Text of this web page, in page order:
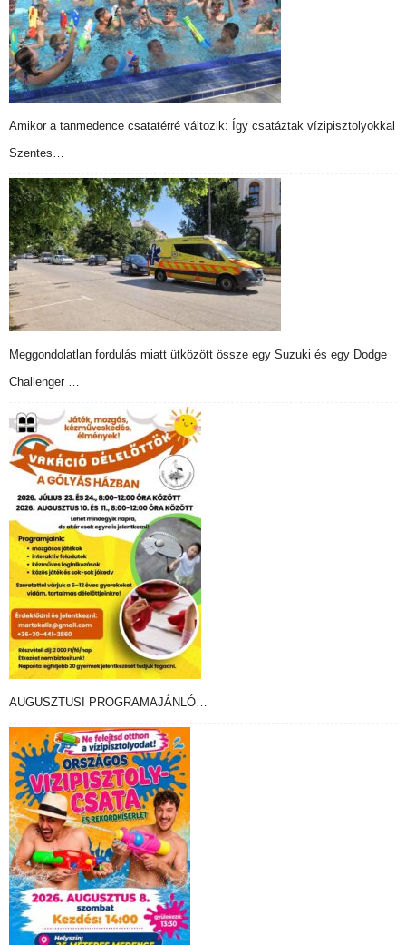
Amikor a tanmedence csatatérré változik: Így csatáztak vízipisztolyokkal
Szentes…
Meggondolatlan fordulás miatt ütközött össze egy Suzuki és egy Dodge
Challenger …
AUGUSZTUSI PROGRAMAJÁNLÓ…